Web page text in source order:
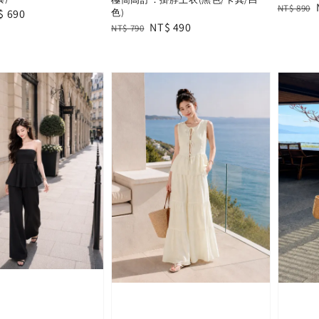
690
色)
Regular
NT$ 790 Sale
NT$ 490
Regular
NT$ 890